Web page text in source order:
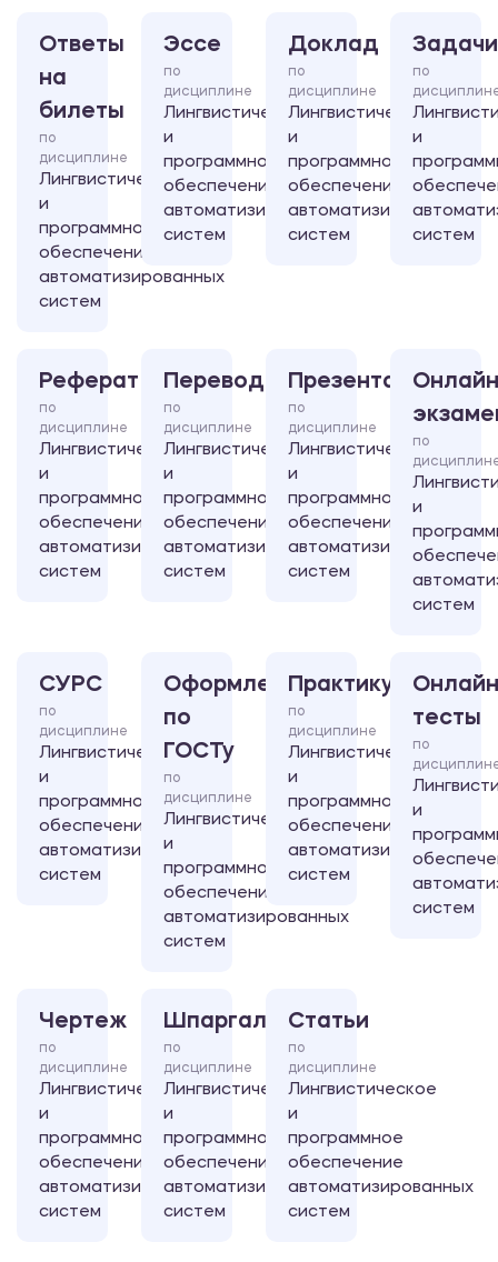
Ответы
на
билеты
по
дисциплине
Лингвистическое
и
программное
обеспечение
автоматизированных
систем
Эссе
по
дисциплине
Лингвистическое
и
программное
обеспечение
автоматизированных
систем
Доклад
по
дисциплине
Лингвистическое
и
программное
обеспечение
автоматизированных
систем
Задачи
по
и
систем
Реферат
по
дисциплине
Лингвистическое
и
программное
обеспечение
автоматизированных
систем
Перевод
по
дисциплине
Лингвистическое
и
программное
обеспечение
автоматизированных
систем
Презентация
по
дисциплине
Лингвистическое
и
программное
обеспечение
автоматизированных
систем
по
и
систем
СУРС
по
дисциплине
Лингвистическое
и
программное
обеспечение
автоматизированных
систем
Оформление
по
ГОСТу
по
дисциплине
Лингвистическое
и
программное
обеспечение
автоматизированных
систем
Практикум
по
дисциплине
Лингвистическое
и
программное
обеспечение
автоматизированных
систем
тесты
по
и
систем
Чертеж
по
дисциплине
Лингвистическое
и
программное
обеспечение
автоматизированных
систем
Шпаргалка
по
дисциплине
Лингвистическое
и
программное
обеспечение
автоматизированных
систем
Статьи
по
дисциплине
Лингвистическое
и
программное
обеспечение
автоматизированных
систем